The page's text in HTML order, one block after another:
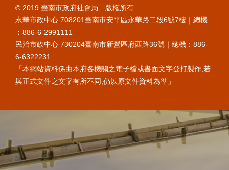
© 2019 臺南市政府社會局 版權所有
永華市政中心 708201臺南市安平區永華路二段6號7樓｜總機
︰886-6-2991111
民治市政中心 730204臺南市新營區府西路36號｜總機：886-
6-6322231
「本網站資料係由本府各機關之電子檔或書面文字登打製作,若
與正式文件之文字有所不同,仍以原文件資料為準」